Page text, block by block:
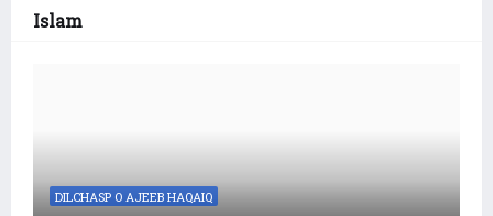
Islam
DILCHASP O AJEEB HAQAIQ